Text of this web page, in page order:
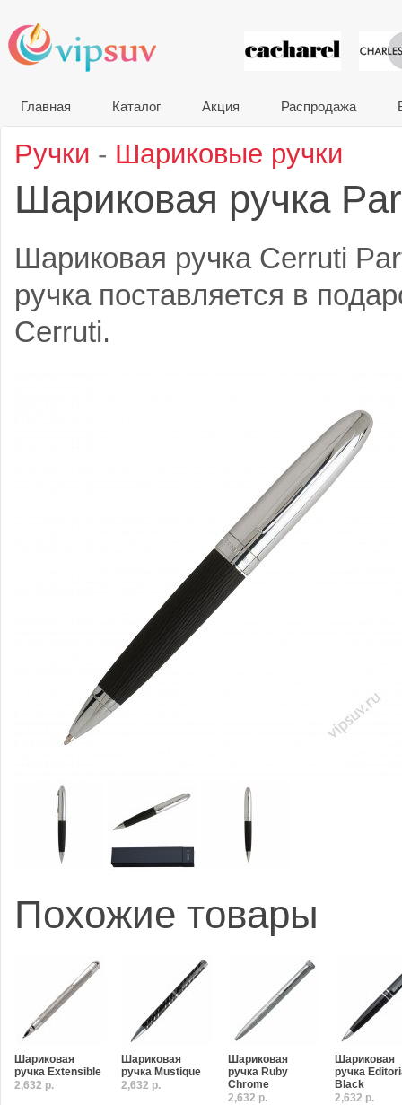
VIP
Главная Каталог Акция Распродажа
Ручки - Шариковые ручки
Шариковая ручка
Шариковая ручка Cerruti
ручка поставляется в
Cerruti.
Похожие товары
Шариковая
ручка Extensible
2,632 р.
Шариковая
ручка Mustique
2,632 р.
Шариковая
ручка Ruby
Chrome
2,632 р.
Шариковая
ручка
Black
2,632 р.